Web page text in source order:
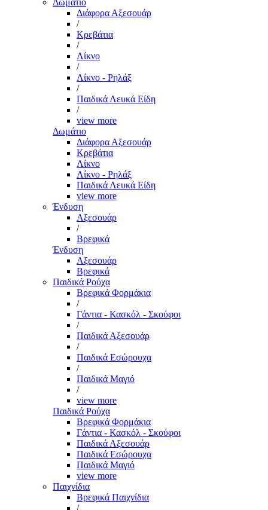
Δωμάτιο
Διάφορα Αξεσουάρ
/
Κρεβάτια
/
Λίκνο
/
Λίκνο - Ρηλάξ
/
Παιδικά Λευκά Είδη
/
view more
Δωμάτιο
Διάφορα Αξεσουάρ
Κρεβάτια
Λίκνο
Λίκνο - Ρηλάξ
Παιδικά Λευκά Είδη
view more
Ένδυση
Αξεσουάρ
/
Βρεφικά
Ένδυση
Αξεσουάρ
Βρεφικά
Παιδικά Ρούχα
Βρεφικά Φορμάκια
/
Γάντια - Κασκόλ - Σκούφοι
/
Παιδικά Αξεσουάρ
/
Παιδικά Εσώρουχα
/
Παιδικά Μαγιό
/
view more
Παιδικά Ρούχα
Βρεφικά Φορμάκια
Γάντια - Κασκόλ - Σκούφοι
Παιδικά Αξεσουάρ
Παιδικά Εσώρουχα
Παιδικά Μαγιό
view more
Παιχνίδια
Βρεφικά Παιχνίδια
/